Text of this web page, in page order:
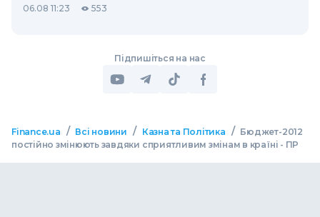
06.08 11:23 553
Підпишіться на нас
Finance.ua / Всі новини / Казна та Політика / Бюджет-2012
постійно змінюють завдяки сприятливим змінам в країні - ПР